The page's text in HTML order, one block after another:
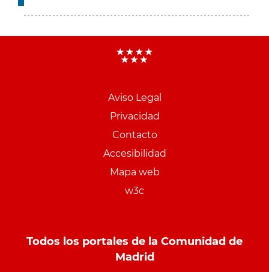
Aviso Legal
Privacidad
Contacto
Accesibilidad
Mapa web
w3c
Todos los portales de la Comunidad de
Madrid